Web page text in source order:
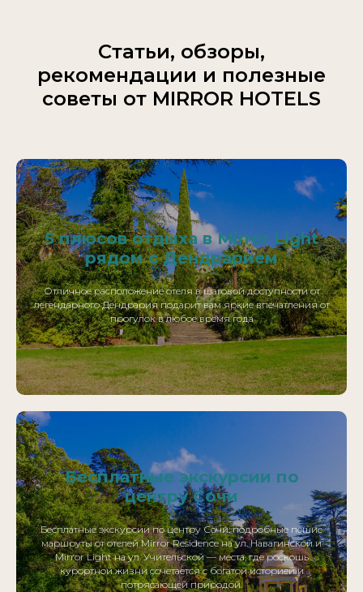
Статьи, обзоры,
рекомендации и полезные
советы от MIRROR HOTELS
5 плюсов отдыха в Mirror Light
рядом с Дендрарием
Отличное расположение отеля в шаговой доступности от
легендарного Дендрария подарит вам яркие впечатления от
прогулок в любое время года
Бесплатные экскурсии по
центру Сочи
Бесплатные экскурсии по центру Сочи: подробные пешие
маршруты от отелей Mirror Residence на ул. Навагинской и
Mirror Light на ул. Учительской — места, где роскошь
курортной жизни сочетается с богатой историей и
потрясающей природой.